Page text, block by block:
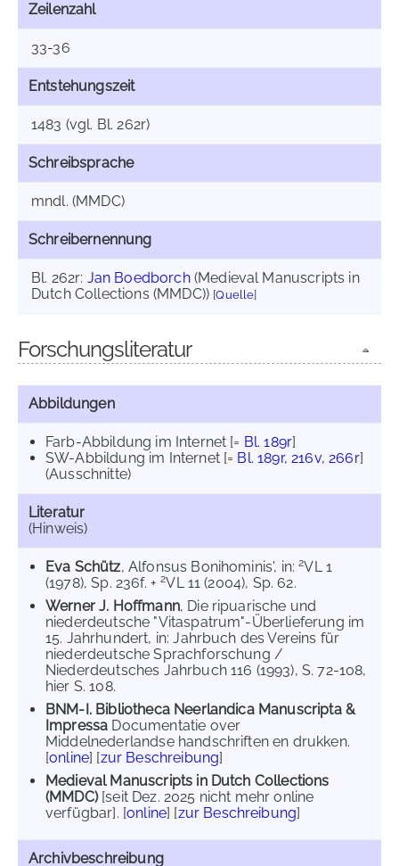
Zeilenzahl
33-36
Entstehungszeit
1483 (vgl. Bl. 262r)
Schreibsprache
mndl. (MMDC)
Schreibernennung
Bl. 262r: Jan Boedborch(Medieval Manuscripts in
Dutch Collections (MMDC)) [Quelle]
Forschungsliteratur
Abbildungen
Farb-Abbildung im Internet [= Bl. 189r]
SW-Abbildung im Internet[= Bl. 189r, 216v, 266r]
(Ausschnitte)
Literatur
(Hinweis)
Eva Schütz, Alfonsus Bonihominis', in:2VL 1
(1978), Sp. 236f. +2VL 11 (2004), Sp. 62.
Werner J. Hoffmann, Die ripuarische und
niederdeutsche "Vitaspatrum"-Überlieferung im
15. Jahrhundert, in: Jahrbuch des Vereins für
niederdeutsche Sprachforschung /
Niederdeutsches Jahrbuch 116 (1993), S. 72-108,
hier S. 108.
BNM-I. Bibliotheca Neerlandica Manuscripta &
Impressa Documentatie over
Middelnederlandse handschriften en drukken.
[online] [zur Beschreibung]
Medieval Manuscripts in Dutch Collections
(MMDC)[seit Dez. 2025 nicht mehr online
verfügbar]. [online] [zur Beschreibung]
Archivbeschreibung